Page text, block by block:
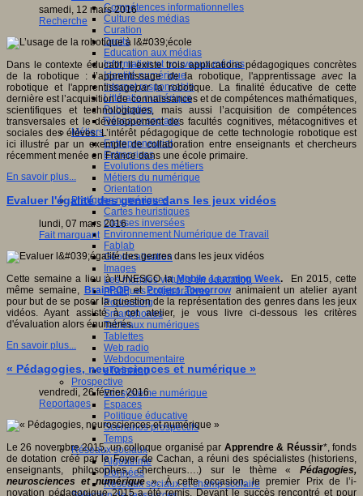
Compétences informationnelles
Culture des médias
Curation
Droits
Education aux médias
Information et nouveaux médias
Identité numérique
Internet responsable
Littératie numérique
Publication
Réseaux sociaux
Métiers
Entrepreneuriat
Entreprises
Evolutions des métiers
Métiers du numérique
Orientation
Pratiques numériques
Cartes heuristiques
Classes inversées
Environnement Numérique de Travail
Fablab
Géolocalisation
Images
Les mondes virtuels en éducation
Pratiques collaboratives
Podcasting
Smartphones
Tableaux numériques
Tablettes
Web radio
Webdocumentaire
eTwinning
Prospective
Ecosystème numérique
Espaces
Politique éducative
Scénarios prospectifs
Temps
Réseaux sociaux
Algorithme
Données
Réseaux sociaux et champ scolaire
samedi, 12 mars 2016
Recherche
Dans le contexte éducatif, il existe trois applications pédagogiques concrètes
de la robotique : l’apprentissagedela robotique, l'apprentissage avecla
robotique et l'apprentissageparla robotique. La finalité éducative de cette
dernière est l’acquisition de connaissances et de compétences mathématiques,
scientifiques et technologiques, mais aussi l’acquisition de compétences
transversales et le développement des facultés cognitives, métacognitives et
sociales des élèves. L’intérêt pédagogique de cette technologie robotique est
ici illustré par un exemple de collaboration entre enseignants et chercheurs
récemment menée en France dans une école primaire.
En savoir plus...
Evaluer l'égalité des genres dans les jeux vidéos
lundi, 07 mars 2016
Fait marquant
Cette semaine a lieu à l'UNESCO laMobile Learning Week. En 2015, cette
même semaine, BrainPOPet Project Tomorrowanimaient un atelier ayant
pour but de se poser la question de la représentation des genres dans les jeux
vidéos. Ayant assisté à cet atelier, je vous livre ci-dessous les critères
d'évaluation alors énumérés.
En savoir plus...
« Pédagogies, neurosciences et numérique »
vendredi, 26 février 2016
Reportages
Le 26 novembre 2015, un colloque organisé par Apprendre & Réussir*, fonds
de dotation créé par le Foyer de Cachan, a réuni des spécialistes (historiens,
enseignants, philosophes, chercheurs….) sur le thème «
Pédagogies,
neurosciences et numérique». À cette occasion, le premier Prix de l’i-
novation pédagogique 2015 a été remis. Devant le succès rencontré et pour